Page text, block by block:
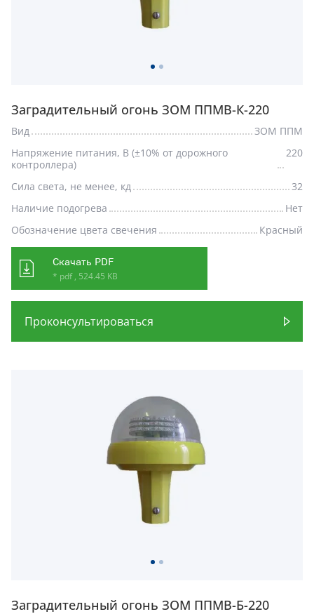
Заградительный огонь ЗОМ ППМВ-К-220
Вид
ЗОМ ППМ
Напряжение питания, В (±10% от дорожного
контроллера)
220
Сила света, не менее, кд
32
Наличие подогрева
Нет
Обозначение цвета свечения
Красный
Скачать PDF
* pdf , 524.45 KB
Проконсультироваться
Заградительный огонь ЗОМ ППМВ-Б-220